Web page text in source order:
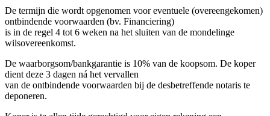
De termijn die wordt opgenomen voor eventuele (overeengekomen)
ontbindende voorwaarden (bv. Financiering)
is in de regel 4 tot 6 weken na het sluiten van de mondelinge
wilsovereenkomst.
De waarborgsom/bankgarantie is 10% van de koopsom. De koper
dient deze 3 dagen ná het vervallen
van de ontbindende voorwaarden bij de desbetreffende notaris te
deponeren.